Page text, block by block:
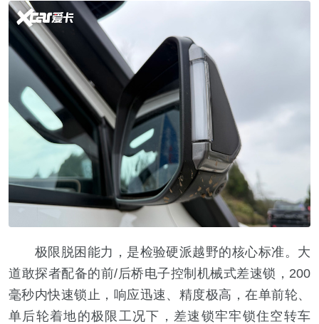
极限脱困能力，是检验硬派越野的核心标准。大
道敢探者配备的前/后桥电子控制机械式差速锁，200
毫秒内快速锁止，响应迅速、精度极高，在单前轮、
单后轮着地的极限工况下，差速锁牢牢锁住空转车